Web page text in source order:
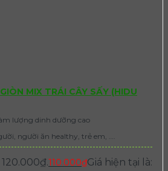
MIX TRÁI CÂY SẤY (HIDU
lượng dinh dưỡng cao
người ăn healthy, trẻ em, ….
110.000₫Giá hiện tại là: